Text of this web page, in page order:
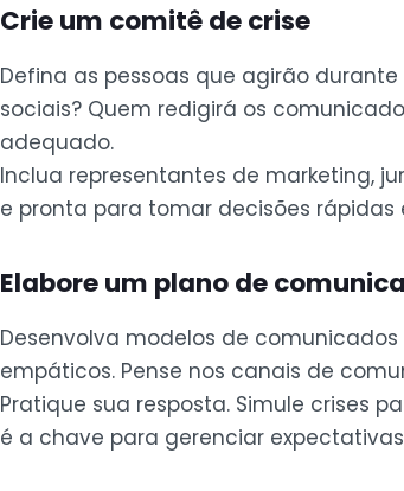
Crie um comitê de crise
Defina as pessoas que agirão
sociais? Quem redigirá os
adequado.
Inclua representantes de marketing,
e pronta para tomar decisões
Elabore um plano de
Desenvolva modelos de
empáticos. Pense nos canais de
Pratique sua resposta. Simule crises
é a chave para gerenciar